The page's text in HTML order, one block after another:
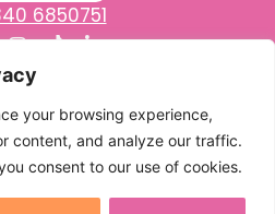
your browsing experience,
content, and analyze our traffic.
consent to our use of cookies.
6850751
di Promozione Sociale
– COD.FISC. 91022080476
gli adeguamenti previsti dal GDPR UE 2016/679
di Protezione dei dati Personali”